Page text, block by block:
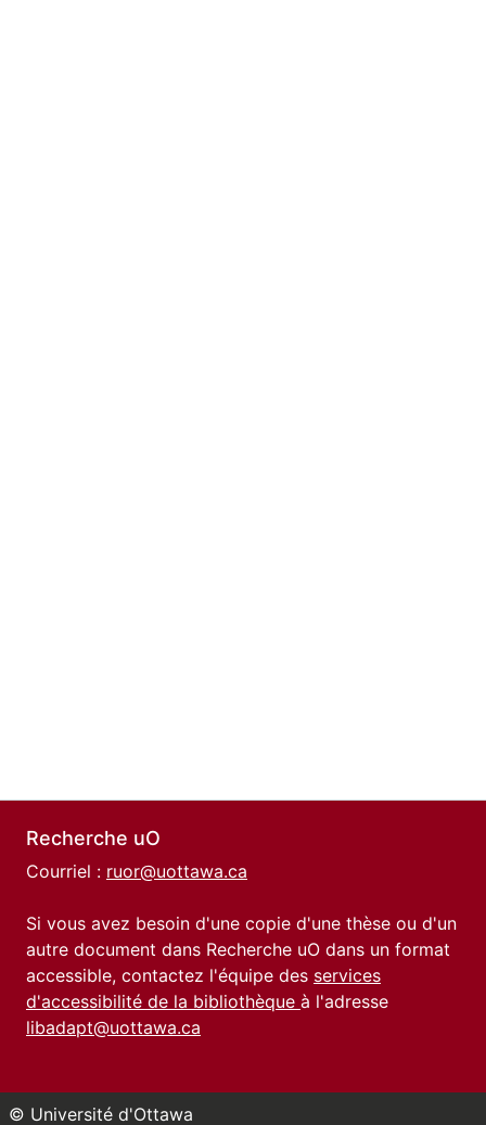
Recherche uO
Courriel : ruor@uottawa.ca
Si vous avez besoin d'une copie d'une thèse ou d'un
autre document dans Recherche uO dans un format
accessible, contactez l'équipe des services
d'accessibilité de la bibliothèque à l'adresse
libadapt@uottawa.ca
© Université d'Ottawa